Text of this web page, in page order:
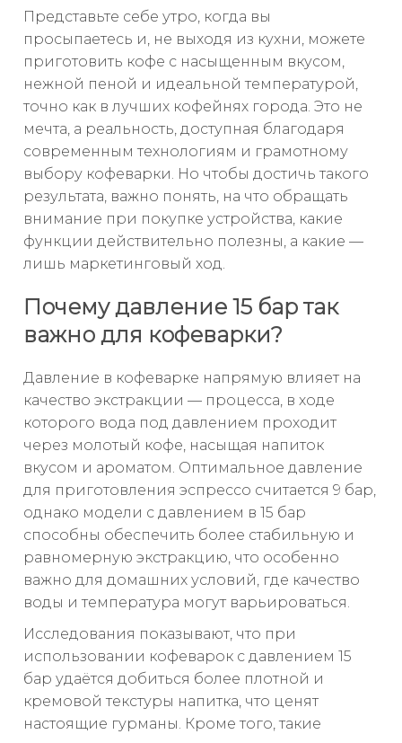
Представьте себе утро, когда вы
просыпаетесь и, не выходя из кухни, можете
приготовить кофе с насыщенным вкусом,
нежной пеной и идеальной температурой,
точно как в лучших кофейнях города. Это не
мечта, а реальность, доступная благодаря
современным технологиям и грамотному
выбору кофеварки. Но чтобы достичь такого
результата, важно понять, на что обращать
внимание при покупке устройства, какие
функции действительно полезны, а какие —
лишь маркетинговый ход.
Почему давление 15 бар так
важно для кофеварки?
Давление в кофеварке напрямую влияет на
качество экстракции — процесса, в ходе
которого вода под давлением проходит
через молотый кофе, насыщая напиток
вкусом и ароматом. Оптимальное давление
для приготовления эспрессо считается 9 бар,
однако модели с давлением в 15 бар
способны обеспечить более стабильную и
равномерную экстракцию, что особенно
важно для домашних условий, где качество
воды и температура могут варьироваться.
Исследования показывают, что при
использовании кофеварок с давлением 15
бар удаётся добиться более плотной и
кремовой текстуры напитка, что ценят
настоящие гурманы. Кроме того, такие